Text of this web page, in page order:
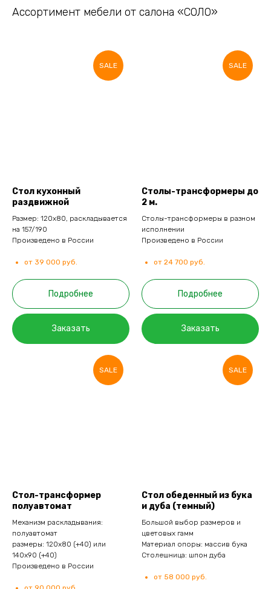
Ассортимент мебели от салона «СОЛО»
SALE
Стол кухонный
раздвижной
Размер: 120х80, раскладывается
на 157/190
Произведено в России
от 39 000 руб.
Подробнее
Заказать
SALE
Столы-трансформеры до
2 м.
Столы-трансформеры в разном
исполнении
Произведено в России
от 24 700 руб.
Подробнее
Заказать
SALE
Стол-трансформер
полуавтомат
Механизм раскладывания:
полуавтомат
размеры: 120х80 (+40) или
140х90 (+40)
Произведено в России
SALE
Стол обеденный из бука
и дуба (темный)
Большой выбор размеров и
цветовых гамм
Материал опоры: массив бука
Столешница: шпон дуба
от 58 000 руб.